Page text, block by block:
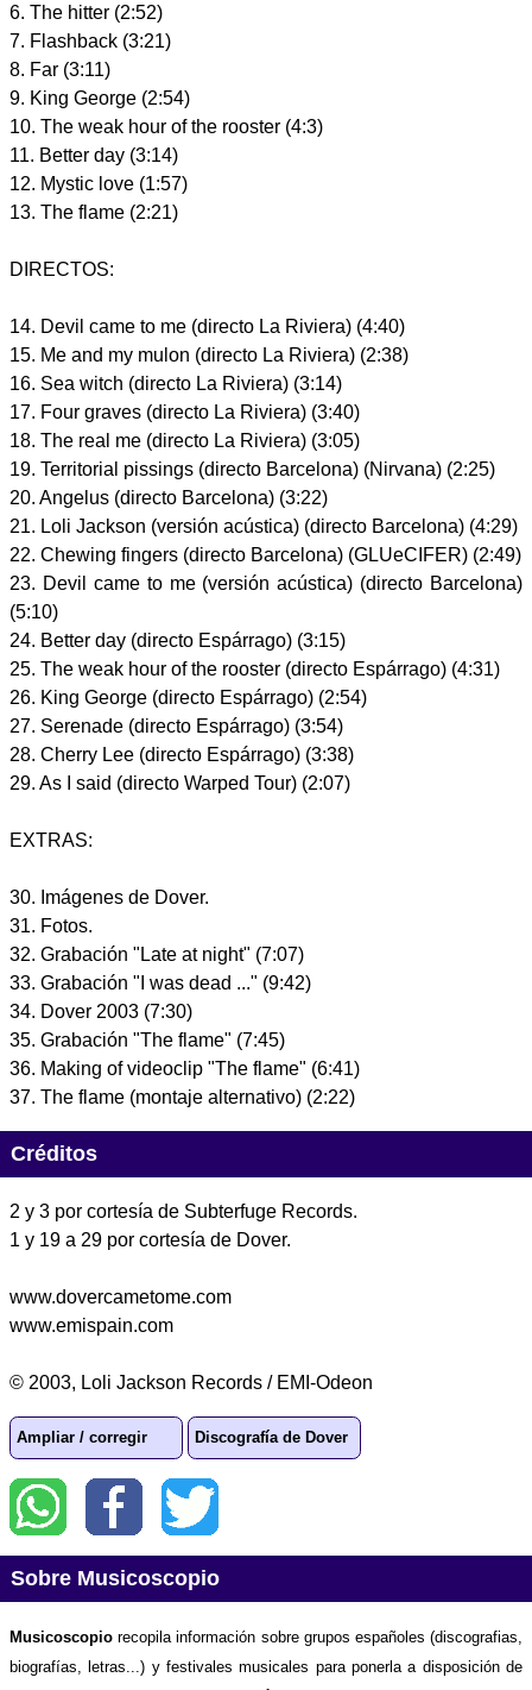
6. The hitter (2:52)
7. Flashback (3:21)
8. Far (3:11)
9. King George (2:54)
10. The weak hour of the rooster (4:3)
11. Better day (3:14)
12. Mystic love (1:57)
13. The flame (2:21)
DIRECTOS:
14. Devil came to me (directo La Riviera) (4:40)
15. Me and my mulon (directo La Riviera) (2:38)
16. Sea witch (directo La Riviera) (3:14)
17. Four graves (directo La Riviera) (3:40)
18. The real me (directo La Riviera) (3:05)
19. Territorial pissings (directo Barcelona) (Nirvana) (2:25)
20. Angelus (directo Barcelona) (3:22)
21. Loli Jackson (versión acústica) (directo Barcelona) (4:29)
22. Chewing fingers (directo Barcelona) (GLUeCIFER) (2:49)
23. Devil came to me (versión acústica) (directo Barcelona)
(5:10)
24. Better day (directo Espárrago) (3:15)
25. The weak hour of the rooster (directo Espárrago) (4:31)
26. King George (directo Espárrago) (2:54)
27. Serenade (directo Espárrago) (3:54)
28. Cherry Lee (directo Espárrago) (3:38)
29. As I said (directo Warped Tour) (2:07)
EXTRAS:
30. Imágenes de Dover.
31. Fotos.
32. Grabación "Late at night" (7:07)
33. Grabación "I was dead ..." (9:42)
34. Dover 2003 (7:30)
35. Grabación "The flame" (7:45)
36. Making of videoclip "The flame" (6:41)
37. The flame (montaje alternativo) (2:22)
Créditos
2 y 3 por cortesía de Subterfuge Records.
1 y 19 a 29 por cortesía de Dover.
www.dovercametome.com
www.emispain.com
© 2003, Loli Jackson Records / EMI-Odeon
Ampliar / corregir Discografía de Dover
Sobre Musicoscopio
Musicoscopio recopila información sobre grupos españoles (discografias,
biografías, letras...) y festivales musicales para ponerla a disposición de